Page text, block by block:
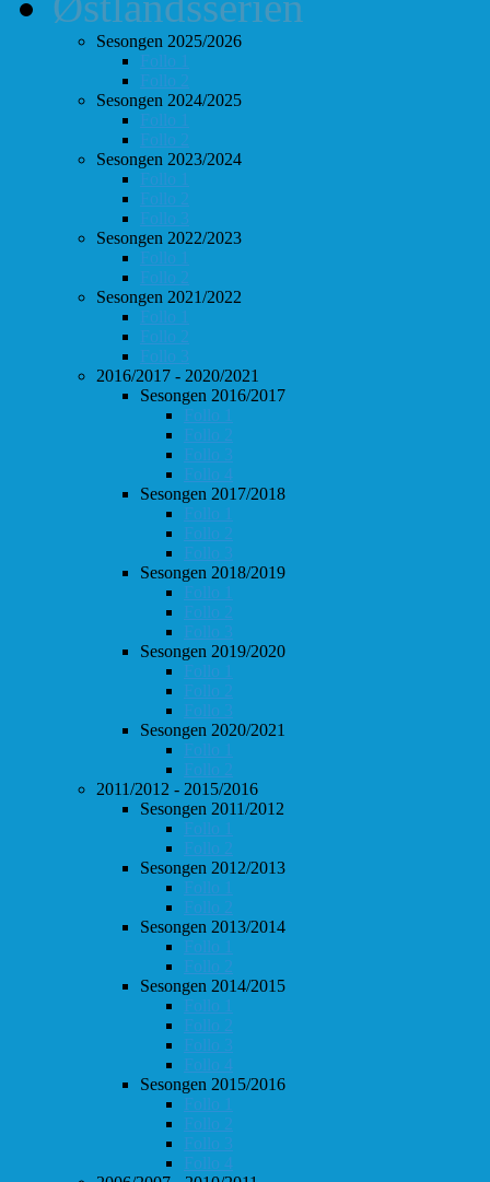
Sesongen 2025/2026
Follo 1
Follo 2
Sesongen 2024/2025
Follo 1
Follo 2
Sesongen 2023/2024
Follo 1
Follo 2
Follo 3
Sesongen 2022/2023
Follo 1
Follo 2
Sesongen 2021/2022
Follo 1
Follo 2
Follo 3
2016/2017 - 2020/2021
Sesongen 2016/2017
Follo 1
Follo 2
Follo 3
Follo 4
Sesongen 2017/2018
Follo 1
Follo 2
Follo 3
Sesongen 2018/2019
Follo 1
Follo 2
Follo 3
Sesongen 2019/2020
Follo 1
Follo 2
Follo 3
Sesongen 2020/2021
Follo 1
Follo 2
2011/2012 - 2015/2016
Sesongen 2011/2012
Follo 1
Follo 2
Sesongen 2012/2013
Follo 1
Follo 2
Sesongen 2013/2014
Follo 1
Follo 2
Sesongen 2014/2015
Follo 1
Follo 2
Follo 3
Follo 4
Sesongen 2015/2016
Follo 1
Follo 2
Follo 3
Follo 4